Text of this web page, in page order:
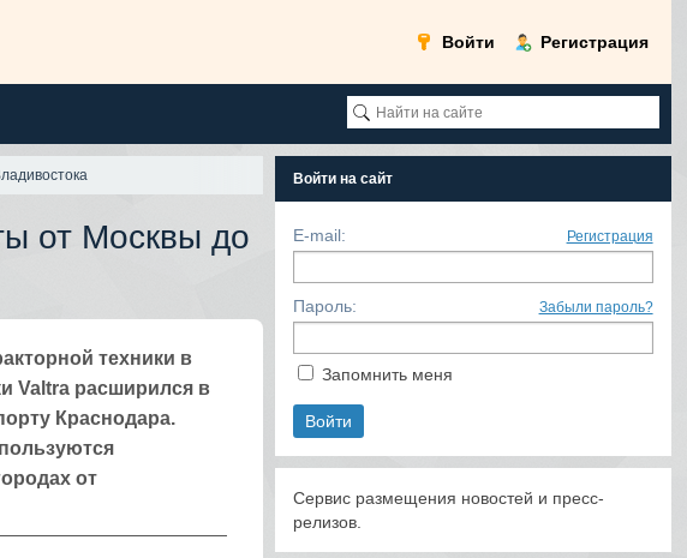
Войти Регистрация
от Москвы до
техники в
Valtra расширился в
Краснодара.
от
Войти на сайт
E-mail: Регистрация
Пароль: Забыли пароль?
Запомнить меня
Сервис размещения новостей и пресс-
релизов.